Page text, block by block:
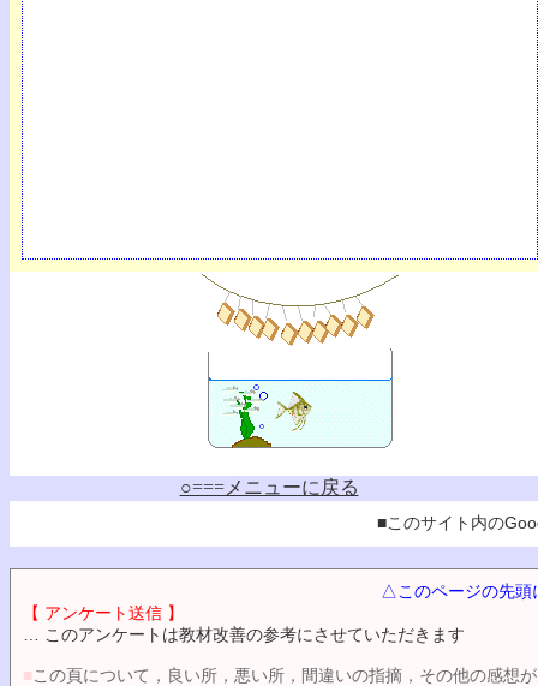
○===メニューに戻る
■このサイト内の
△このページの先
【 アンケート送信 】
… このアンケートは教材改善の参考にさせていただきます
■この頁について，良い所，悪い所，間違いの指摘，その他の感想